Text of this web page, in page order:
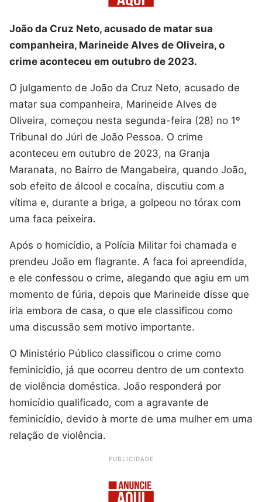
João da Cruz Neto, acusado de matar sua
companheira, Marineide Alves de Oliveira, o
crime aconteceu em outubro de 2023.
O julgamento de João da Cruz Neto, acusado de
matar sua companheira, Marineide Alves de
Oliveira, começou nesta segunda-feira (28) no 1º
Tribunal do Júri de João Pessoa. O crime
aconteceu em outubro de 2023, na Granja
Maranata, no Bairro de Mangabeira, quando João,
sob efeito de álcool e cocaína, discutiu com a
vítima e, durante a briga, a golpeou no tórax com
uma faca peixeira.
Após o homicídio, a Polícia Militar foi chamada e
prendeu João em flagrante. A faca foi apreendida,
e ele confessou o crime, alegando que agiu em um
momento de fúria, depois que Marineide disse que
iria embora de casa, o que ele classificou como
uma discussão sem motivo importante.
O Ministério Público classificou o crime como
feminicídio, já que ocorreu dentro de um contexto
de violência doméstica. João responderá por
homicídio qualificado, com a agravante de
feminicídio, devido à morte de uma mulher em uma
relação de violência.
PUBLICIDADE